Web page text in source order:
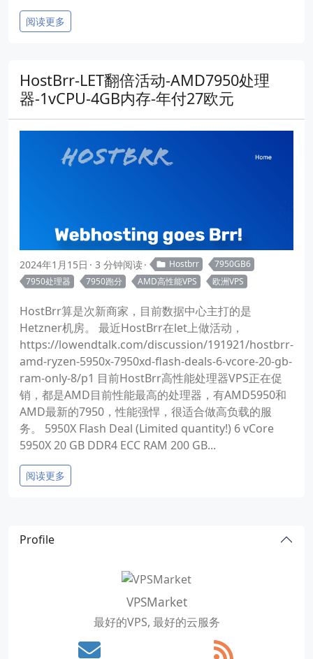
阅读更多
HostBrr-LET翻倍活动-AMD7950处理
器-1vCPU-4GB内存-年付27欧元
2024年1月15日 3 分钟阅读 Hostbrr
7950GB6
7950处理器
7950跑分 AMD高性能VPS 欧洲VPS
HostBrr算是次新商家，目前数据中心主打的是
Hetzner机房。 最近HostBrr在let上做活动，
https://lowendtalk.com/discussion/191921/hostbrr-
amd-ryzen-5950x-7950xd-flash-deals-6-vcore-20-gb-
ram-only-8/p1 目前HostBrr高性能处理器VPS正在促
销，都是AMD目前性能最高的处理器，有AMD5950和
AMD最新的7950，性能强悍，很适合做高负载的服
务。 5950X Flash Deal (Limited quantity!) 6 vCore
5950X 20 GB DDR4 ECC RAM 200 GB...
阅读更多
Profile
VPSMarket
最好的VPS, 最好的云服务